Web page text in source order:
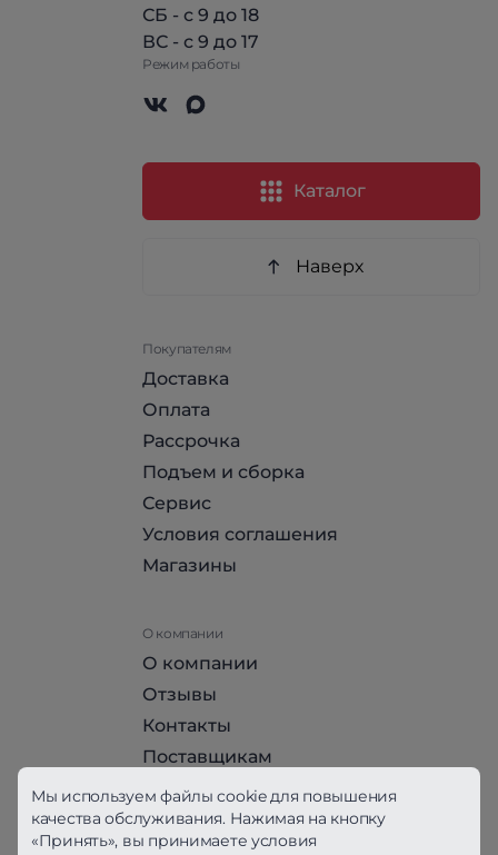
СБ - с 9 до 18
ВС - с 9 до 17
Режим работы
Каталог
Наверх
Покупателям
Доставка
Оплата
Рассрочка
Подъем и сборка
Сервис
Условия соглашения
Магазины
О компании
О компании
Отзывы
Контакты
Поставщикам
Стать партнером HomeHit
Мы используем файлы cookie для повышения
качества обслуживания. Нажимая на кнопку
«Принять», вы принимаете условия